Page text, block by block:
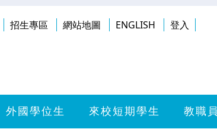
招生專區 網站地圖 ENGLISH 登入
外國學位生 來校短期學生 教職員